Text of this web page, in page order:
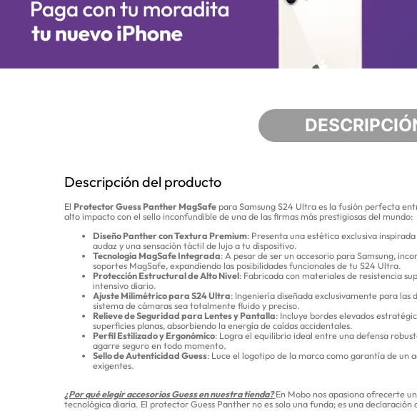
Descripción del producto
El Protector Guess Panther MagSafepara Samsung S24 Ultra es la fusión perfecta
alto impacto con el sello inconfundible de una de las firmas más prestigiosas del mundo:
Diseño Panther con Textura Premium: Presenta una estética exclusiva
audaz y una sensación táctil de lujo a tu dispositivo.
Tecnología MagSafe Integrada: A pesar de ser un accesorio para Samsung,
soportes MagSafe, expandiendo las posibilidades funcionales de tu S24 Ultra.
Protección Estructural de Alto Nivel: Fabricada con materiales de resistencia
intensivo diario.
Ajuste Milimétrico para S24 Ultra: Ingeniería diseñada exclusivamente para las
sistema de cámaras sea totalmente fluido y preciso.
Relieve de Seguridad para Lentes y Pantalla: Incluye bordes elevados
superficies planas, absorbiendo la energía de caídas accidentales.
Perfil Estilizado y Ergonómico: Logra el equilibrio ideal entre una defensa
agarre seguro en todo momento.
Sello de Autenticidad Guess: Luce el logotipo de la marca como garantía de un
exigentes.
¿Por qué elegir accesorios Guess en nuestra tienda? En Mobo nos apasiona ofrecerte
tecnológica diaria. El protector Guess Panther no es solo una funda; es una